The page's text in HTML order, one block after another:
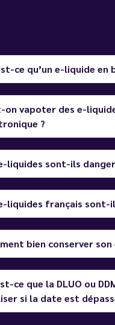
ce qu’un e-liquide
on vapoter des e-
?
liquides sont-ils
liquides français sont-
bien conserver
ce que la DLUO ou
si la date est